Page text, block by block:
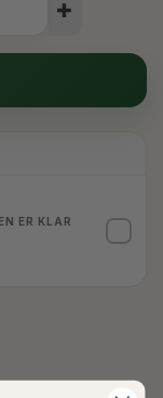
ER KLAR